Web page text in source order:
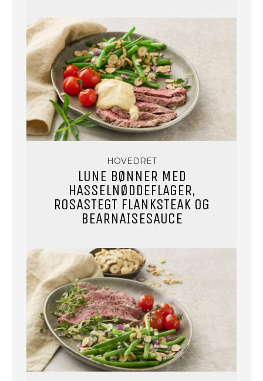
HOVEDRET
LUNE BØNNER MED
HASSELNØDDEFLAGER,
ROSASTEGT FLANKSTEAK OG
BEARNAISESAUCE